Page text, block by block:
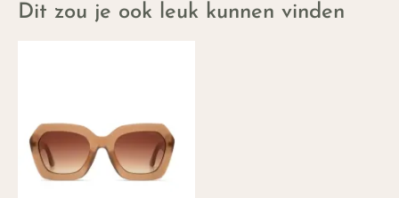
Dit zou je ook leuk kunnen vinden